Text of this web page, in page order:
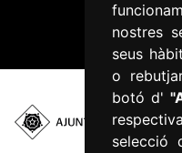
nostres
seus
o
botó d'
selecció